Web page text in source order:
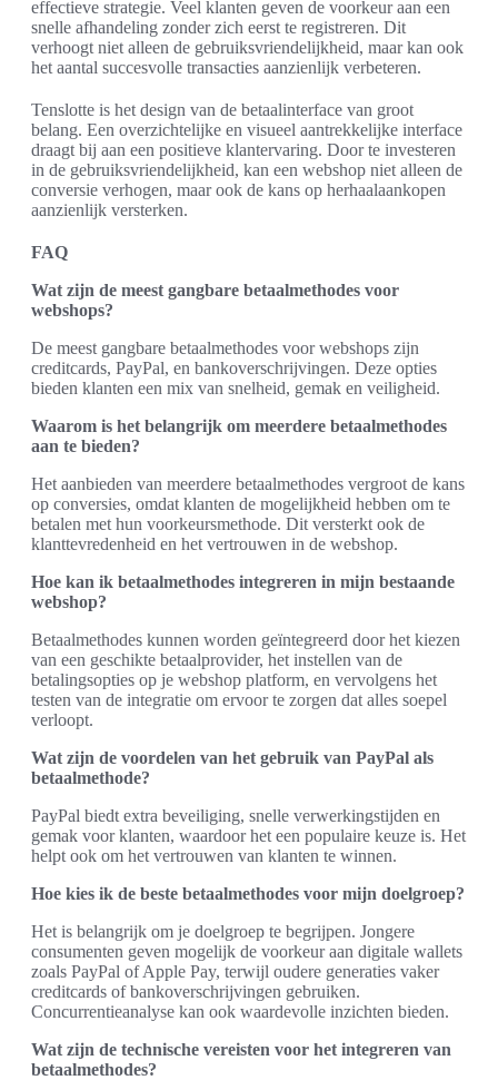
effectieve strategie. Veel klanten geven de voorkeur aan een
snelle afhandeling zonder zich eerst te registreren. Dit
verhoogt niet alleen de gebruiksvriendelijkheid, maar kan ook
het aantal succesvolle transacties aanzienlijk verbeteren.
Tenslotte is het design van de betaalinterface van groot
belang. Een overzichtelijke en visueel aantrekkelijke interface
draagt bij aan een positieve klantervaring. Door te investeren
in de gebruiksvriendelijkheid, kan een webshop niet alleen de
conversie verhogen, maar ook de kans op herhaalaankopen
aanzienlijk versterken.
FAQ
Wat zijn de meest gangbare betaalmethodes voor
webshops?
De meest gangbare betaalmethodes voor webshops zijn
creditcards, PayPal, en bankoverschrijvingen. Deze opties
bieden klanten een mix van snelheid, gemak en veiligheid.
Waarom is het belangrijk om meerdere betaalmethodes
aan te bieden?
Het aanbieden van meerdere betaalmethodes vergroot de kans
op conversies, omdat klanten de mogelijkheid hebben om te
betalen met hun voorkeursmethode. Dit versterkt ook de
klanttevredenheid en het vertrouwen in de webshop.
Hoe kan ik betaalmethodes integreren in mijn bestaande
webshop?
Betaalmethodes kunnen worden geïntegreerd door het kiezen
van een geschikte betaalprovider, het instellen van de
betalingsopties op je webshop platform, en vervolgens het
testen van de integratie om ervoor te zorgen dat alles soepel
verloopt.
Wat zijn de voordelen van het gebruik van PayPal als
betaalmethode?
PayPal biedt extra beveiliging, snelle verwerkingstijden en
gemak voor klanten, waardoor het een populaire keuze is. Het
helpt ook om het vertrouwen van klanten te winnen.
Hoe kies ik de beste betaalmethodes voor mijn doelgroep?
Het is belangrijk om je doelgroep te begrijpen. Jongere
consumenten geven mogelijk de voorkeur aan digitale wallets
zoals PayPal of Apple Pay, terwijl oudere generaties vaker
creditcards of bankoverschrijvingen gebruiken.
Concurrentieanalyse kan ook waardevolle inzichten bieden.
Wat zijn de technische vereisten voor het integreren van
betaalmethodes?